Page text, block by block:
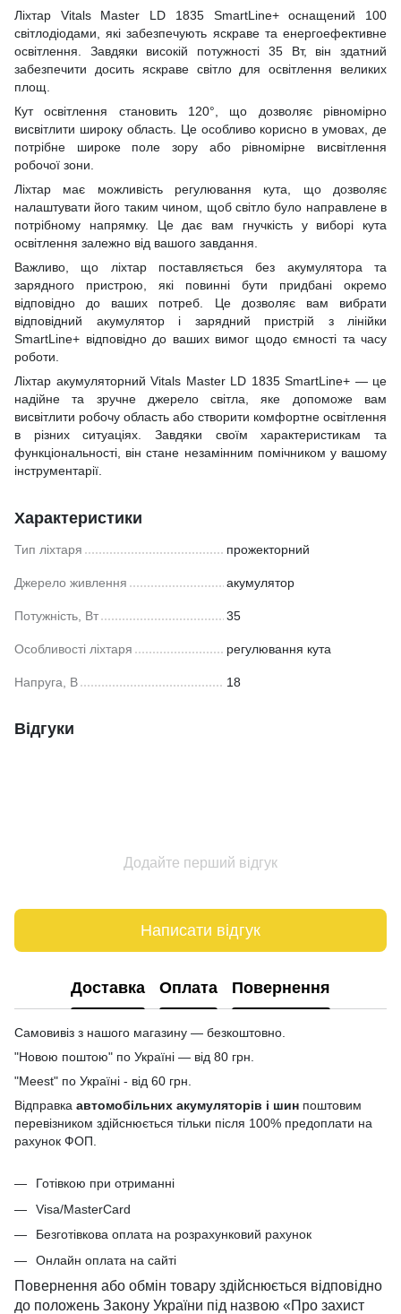
Ліхтар Vitals Master LD 1835 SmartLine+ оснащений 100
світлодіодами, які забезпечують яскраве та енергоефективне
освітлення. Завдяки високій потужності 35 Вт, він здатний
забезпечити досить яскраве світло для освітлення великих
площ.
Кут освітлення становить 120°, що дозволяє рівномірно
висвітлити широку область. Це особливо корисно в умовах, де
потрібне широке поле зору або рівномірне висвітлення
робочої зони.
Ліхтар має можливість регулювання кута, що дозволяє
налаштувати його таким чином, щоб світло було направлене в
потрібному напрямку. Це дає вам гнучкість у виборі кута
освітлення залежно від вашого завдання.
Важливо, що ліхтар поставляється без акумулятора та
зарядного пристрою, які повинні бути придбані окремо
відповідно до ваших потреб. Це дозволяє вам вибрати
відповідний акумулятор і зарядний пристрій з лінійки
SmartLine+ відповідно до ваших вимог щодо ємності та часу
роботи.
Ліхтар акумуляторний Vitals Master LD 1835 SmartLine+ — це
надійне та зручне джерело світла, яке допоможе вам
висвітлити робочу область або створити комфортне освітлення
в різних ситуаціях. Завдяки своїм характеристикам та
функціональності, він стане незамінним помічником у вашому
інструментарії.
Характеристики
Тип ліхтаря прожекторний
Джерело живлення акумулятор
Потужність, Вт 35
Особливості ліхтаря регулювання кута
Напруга, В 18
Відгуки
Додайте перший відгук
Написати відгук
Доставка Оплата Повернення
Самовивіз з нашого магазину — безкоштовно.
"Новою поштою" по Україні — від 80 грн.
"Meest" по Україні - від 60 грн.
Відправка автомобільних акумуляторів і шин поштовим
перевізником здійснюється тільки після 100% предоплати на
рахунок ФОП.
Готівкою при отриманні
Visa/MasterCard
Безготівкова оплата на розрахунковий рахунок
Онлайн оплата на сайті
Повернення або обмін товару здійснюється відповідно
до положень Закону України під назвою «Про захист